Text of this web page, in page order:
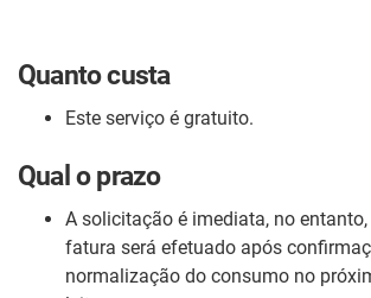
Quanto custa
Este serviço é gratuito.
Qual o prazo
A solicitação é imediata, no
fatura será efetuado após
normalização do consumo no